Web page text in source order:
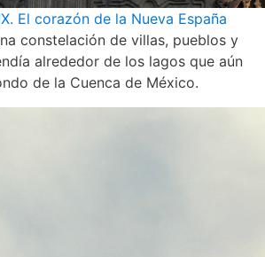
El corazón de la Nueva España
constelación de villas, pueblos y
alrededor de los lagos que aún
de la Cuenca de México.